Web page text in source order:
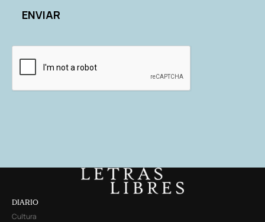
DIARIO
Cultura